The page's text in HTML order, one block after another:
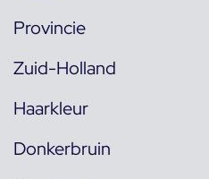
Provincie
Zuid-Holland
Haarkleur
Donkerbruin